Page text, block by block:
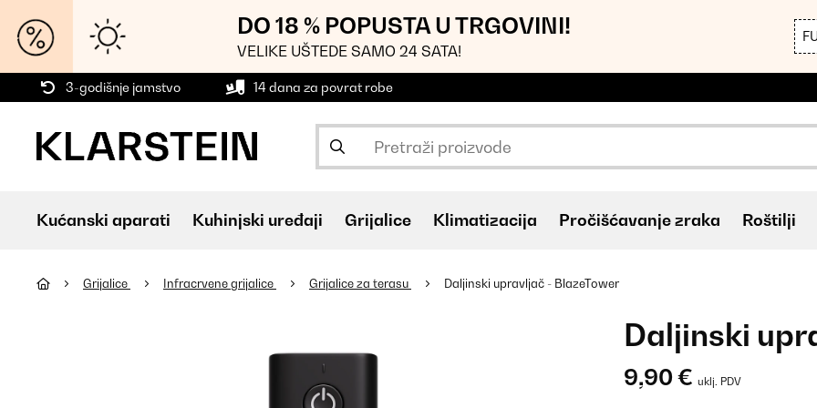
DO 18 % POPUSTA U TRGOVINI!
VELIKE UŠTEDE SAMO 24 SATA!
3-godišnje jamstvo 14 dana za povrat robe
Kućanski aparati Kuhinjski uređaji Grijalice Klimatizacija Pročišćavanje zraka Roštilji
Grijalice Infracrvene grijalice Grijalice za terasu Daljinski upravljač - BlazeTower
Daljinski
9,90 € uklj. PDV